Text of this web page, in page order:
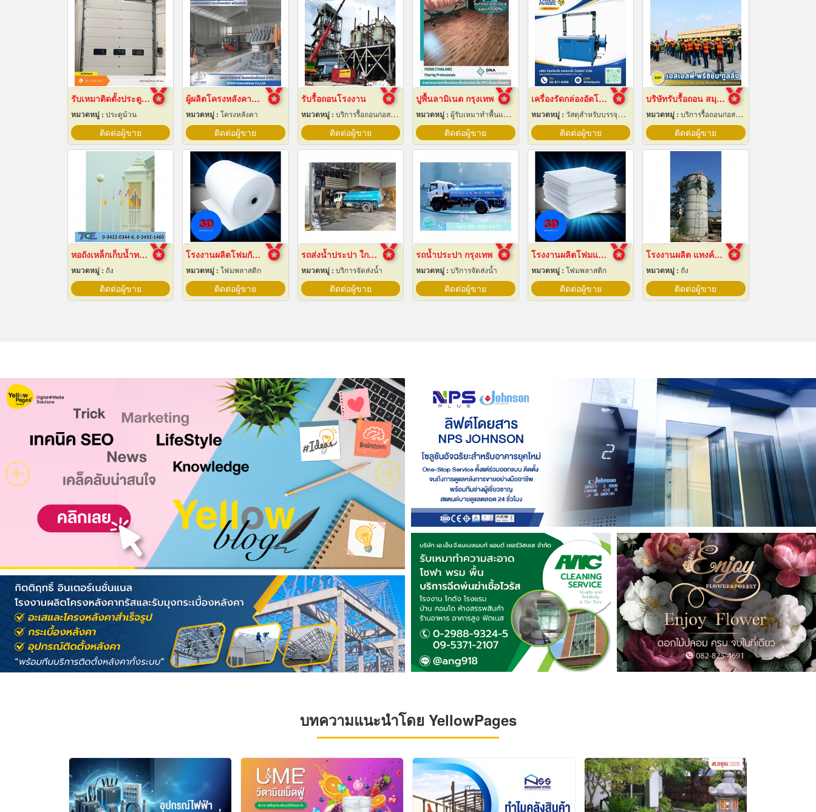
รับเหมาติดตั้งประตูไฮสปีดดอร์
หมวดหมู่ : ประตูม้วน
ติดต่อผู้ขาย
ผู้ผลิตโครงหลังคาสำเร็จรูป
หมวดหมู่ : โครงหลังคา
ติดต่อผู้ขาย
รับรื้อถอนโรงงาน
หมวดหมู่ : บริการรื้อถอนก่อสร้าง
ติดต่อผู้ขาย
ปูพื้นลามิเนต กรุงเทพ
หมวดหมู่ : ผู้รับเหมาทำพื้นและทางเดิน
ติดต่อผู้ขาย
เครื่องรัดกล่องอัตโนมัติ
หมวดหมู่ : วัสดุสำหรับบรรจุหีบห่อเครื่องจักรกล
ติดต่อผู้ขาย
บริษัทรับรื้อถอน สมุทรปราการ
หมวดหมู่ : บริการรื้อถอนก่อสร้าง
ติดต่อผู้ขาย
หอถังเหล็กเก็บน้ำทรงกลม
หมวดหมู่ : ถัง
ติดต่อผู้ขาย
โรงงานผลิตโฟมกันกระแทก
หมวดหมู่ : โฟมพลาสติก
ติดต่อผู้ขาย
รถส่งน้ำประปา ใกล้ฉัน
หมวดหมู่ : บริการจัดส่งน้ำ
ติดต่อผู้ขาย
รถน้ำประปา กรุงเทพ
หมวดหมู่ : บริการจัดส่งน้ำ
ติดต่อผู้ขาย
โรงงานผลิตโฟมแผ่นเกรด A ชลบุรี
หมวดหมู่ : โฟมพลาสติก
ติดต่อผู้ขาย
โรงงานผลิต แทงค์น้ำคอนกรีตสำเร็จรูป
หมวดหมู่ : ถัง
ติดต่อผู้ขาย
บทความแนะนำโดย YellowPages